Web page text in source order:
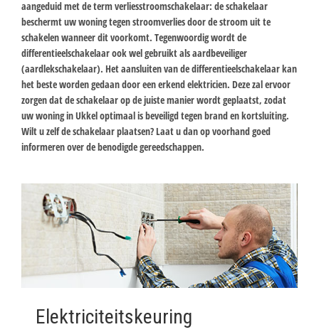
aangeduid met de term verliesstroomschakelaar: de schakelaar
beschermt uw woning tegen stroomverlies door de stroom uit te
schakelen wanneer dit voorkomt. Tegenwoordig wordt de
differentieelschakelaar ook wel gebruikt als aardbeveiliger
(aardlekschakelaar). Het aansluiten van de differentieelschakelaar kan
het beste worden gedaan door een erkend elektricien. Deze zal ervoor
zorgen dat de schakelaar op de juiste manier wordt geplaatst, zodat
uw woning in Ukkel optimaal is beveiligd tegen brand en kortsluiting.
Wilt u zelf de schakelaar plaatsen? Laat u dan op voorhand goed
informeren over de benodigde gereedschappen.
Elektriciteitskeuring